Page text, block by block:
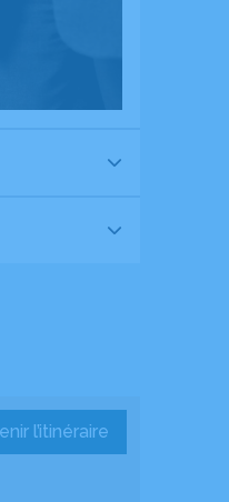
l’itinéraire